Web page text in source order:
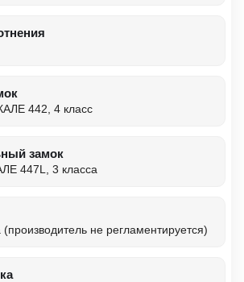
442, 4 класс
замок
447L, 3 класса
не регламентируется)